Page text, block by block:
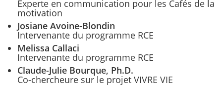
Experte en communication pour les Cafés de la
motivation
Josiane Avoine-Blondin
Intervenante du programme RCE
Melissa Callaci
Intervenante du programme RCE
Claude-Julie Bourque, Ph.D.
Co-chercheure sur le projet VIVRE VIE